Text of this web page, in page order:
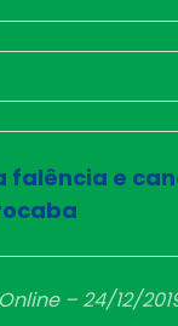
e
Online – 24/12/